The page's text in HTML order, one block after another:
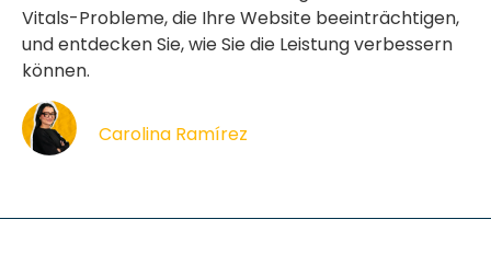
Vitals-Probleme, die Ihre Website beeinträchtigen,
und entdecken Sie, wie Sie die Leistung verbessern
können.
Carolina Ramírez